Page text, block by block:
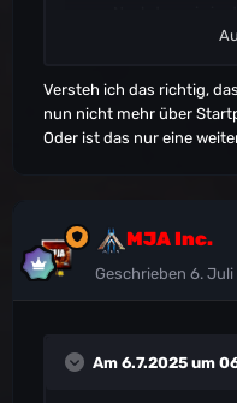
Spiel Setup-
Hier erscheint
Mods, die in
wurden
Versteh ich das richtig,
nun nicht mehr über
Oder ist das nur eine
MJA Inc.
Geschrieben 6. Juli
Am 6.7.2025 um